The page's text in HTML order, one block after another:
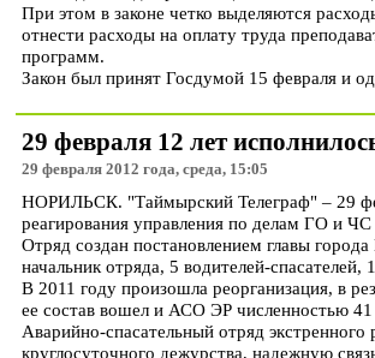
При этом в законе четко выделяются
отнести расходы на оплату труда
программ.
Закон был принят Госдумой 15 февраля и
29 февраля 12 лет
29 февраля 2012 года, среда, 15:05
НОРИЛЬСК. "Таймырский Телеграф" – 29
реагирования управления по делам ГО и
Отряд создан постановлением главы
начальник отряда, 5 водителей-спасателей,
В 2011 году произошла реорганизация, в
ее состав вошел и АСО ЭР численностью 41
Аварийно-спасательный отряд
круглосуточного дежурства, надежную